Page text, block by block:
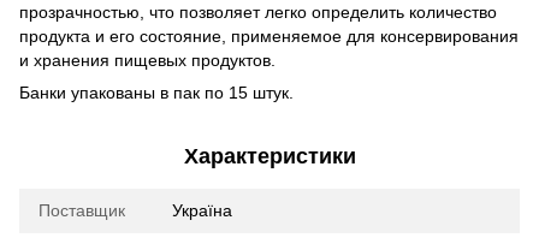
прозрачностью, что позволяет легко определить количество
продукта и его состояние, применяемое для консервирования
и хранения пищевых продуктов.
Банки упакованы в пак по 15 штук.
Характеристики
Поставщик Україна